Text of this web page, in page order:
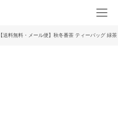
【送料無料・メール便】秋冬番茶 ティーバッグ 緑